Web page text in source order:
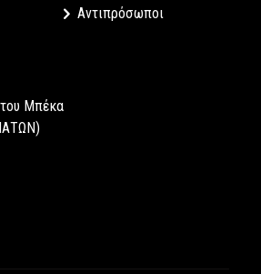
Αντιπρόσωποι
Μπέκα